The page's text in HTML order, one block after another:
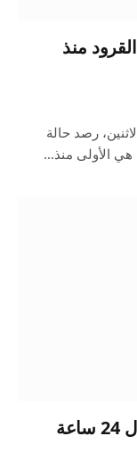
منذ
رصد حالة
الأولى منذ…